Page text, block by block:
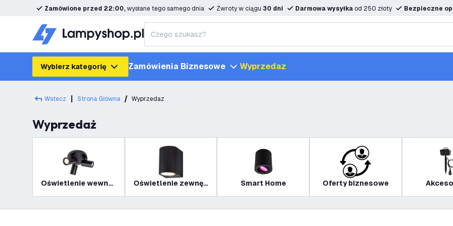
Zamówione przed 22:00,wysłane tego samego dnia Zwroty w ciągu 30 dni Darmowa wysyłka od 250 złoty Bezpieczne
Wybierz kategorię Zamówienia Biznesowe Wyprzedaz
Wstecz Strona Główna Wyprzedaz
Wyprzedaż
Oświetlenie wewnętrzne Oświetlenie zewnętrzne Smart Home Oferty biznesowe